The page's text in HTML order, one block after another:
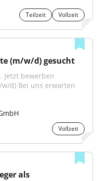
Teilzeit Vollzeit
(m/w/d) gesucht
d) Bei uns erwarten
Vollzeit
als